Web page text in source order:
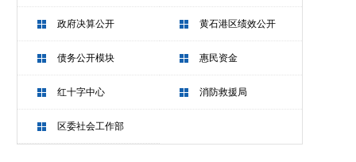
政府决算公开 黄石港区绩效公开
债务公开模块 惠民资金
红十字中心 消防救援局
区委社会工作部